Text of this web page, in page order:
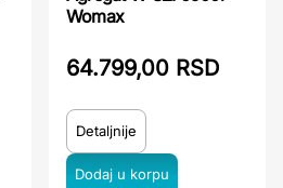
Womax
64.799,00 RSD
Detaljnije